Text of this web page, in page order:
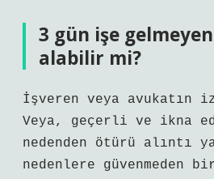
3 gün işe
alabilir mi?
İşveren veya avukatın
Veya, geçerli ve ikna
nedenden ötürü alıntı
nedenlere güvenmeden